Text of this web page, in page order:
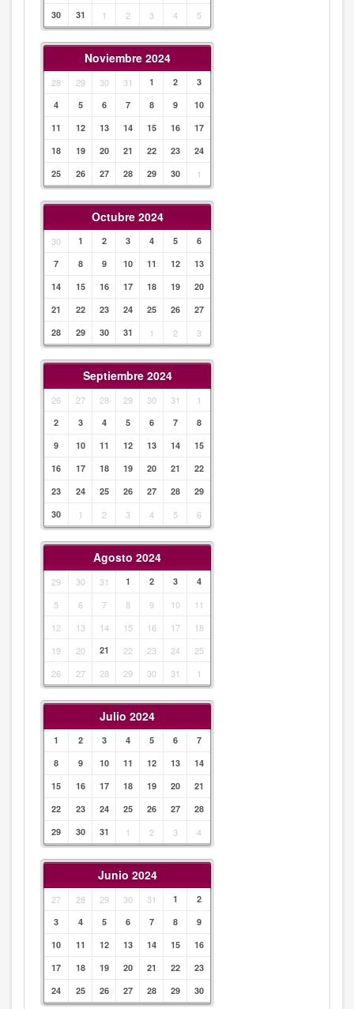
30
31 1 2 3 4 5
Noviembre 2024
28 29 30 31 1 2
3
4
5 6 7 8 9
10
11
12 13 14 15 16
17
18
19 20 21 22 23
24
25
26 27 28 29 30 1
Octubre 2024
30 1 2 3 4 5
6
7
8 9 10 11 12
13
14
15 16 17 18 19
20
21
22 23 24 25 26
27
28
29 30 31 1 2 3
Septiembre 2024
26 27 28 29 30 31 1
2 3 4 5 6 7
8
9
10 11 12 13 14
15
16
17 18 19 20 21
22
23
24 25 26 27 28
29
30
1 2 3 4 5 6
Agosto 2024
29 30 31 1 2 3 4
5 6 7 8 9 10
11
12
13 14 15 16 17
18
19
20 21 22 23 24
25
26
27 28 29 30 31 1
Julio 2024
1 2 3 4 5 6
7
8
9 10 11 12 13
14
15
16 17 18 19 20
21
22
23 24 25 26 27
28
29
30 31 1 2 3 4
Junio 2024
27 28 29 30 31 1
2
3
4 5 6 7 8
9
10
11 12 13 14 15
16
17
18 19 20 21 22
23
24
25 26 27 28 29 30